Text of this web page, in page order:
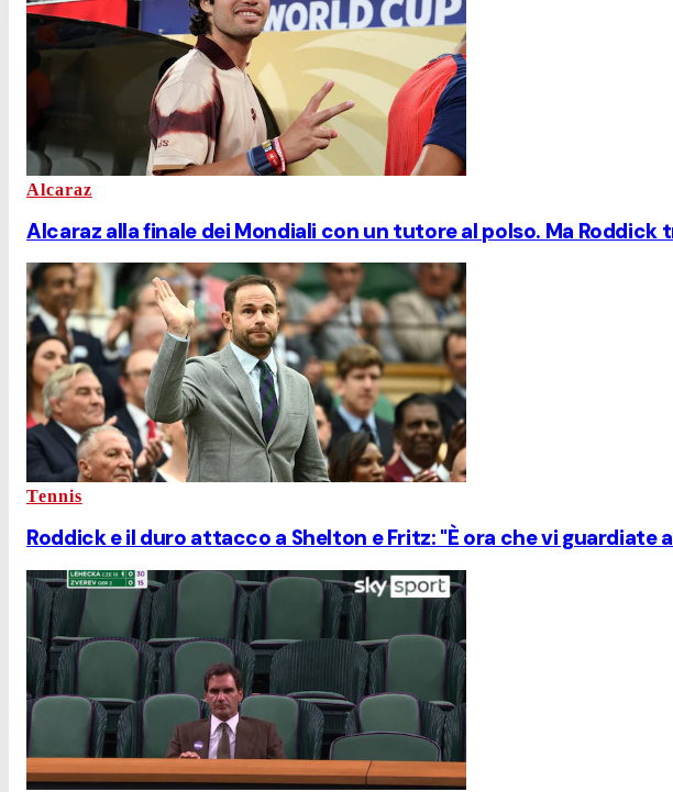
Alcaraz
Alcaraz alla finale dei Mondiali con un tutore al polso. Ma Roddick
Tennis
Roddick e il duro attacco a Shelton e Fritz: "È ora che vi guardiate